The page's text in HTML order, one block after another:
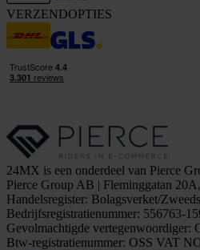
VERZENDOPTIES
24MX is een onderdeel van Pierce
Pierce Group AB | Fleminggatan
Handelsregister: Bolagsverket/
Bedrijfsregistratienummer: 556763-
Gevolmachtigde vertegenwoordiger:
Btw-registratienummer: OSS VAT